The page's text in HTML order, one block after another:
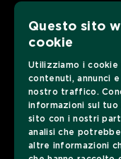
Questo sito
cookie
Utilizziamo i cookie
contenuti, annunci
nostro traffico.
informazioni sul
sito con i nostri
analisi che
altre informazioni